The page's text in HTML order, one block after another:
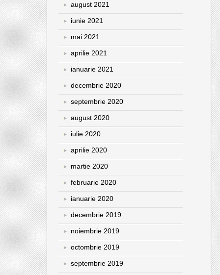
august 2021
iunie 2021
mai 2021
aprilie 2021
ianuarie 2021
decembrie 2020
septembrie 2020
august 2020
iulie 2020
aprilie 2020
martie 2020
februarie 2020
ianuarie 2020
decembrie 2019
noiembrie 2019
octombrie 2019
septembrie 2019